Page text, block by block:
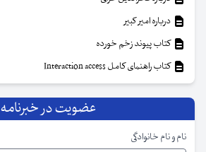
درباره امیر کبیر
کتاب پیوند زخم خورده
کتاب راهنمای کامل Interaction access
عضویت در خبرنامه
نام و نام خانوادگی